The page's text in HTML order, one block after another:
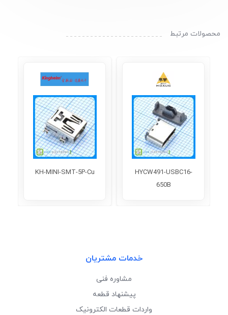
محصولات مرتبط
HYCW491-USBC16-
650B
KH-MINI-SMT-5P-Cu
خدمات مشتریان
مشاوره فنی
پیشنهاد قطعه
واردات قطعات الکترونیک